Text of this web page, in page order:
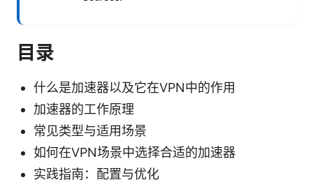
目录
什么是加速器以及它在VPN中的作用
加速器的工作原理
常见类型与适用场景
如何在VPN场景中选择合适的加速器
实践指南：配置与优化